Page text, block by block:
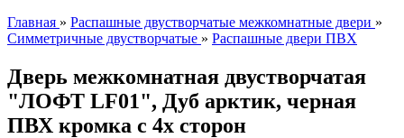
Главная » Распашные двустворчатые межкомнатные двери »
Симметричные двустворчатые » Распашные двери ПВХ
Дверь межкомнатная двустворчатая
"ЛОФТ LF01", Дуб арктик, черная
ПВХ кромка с 4х сторон